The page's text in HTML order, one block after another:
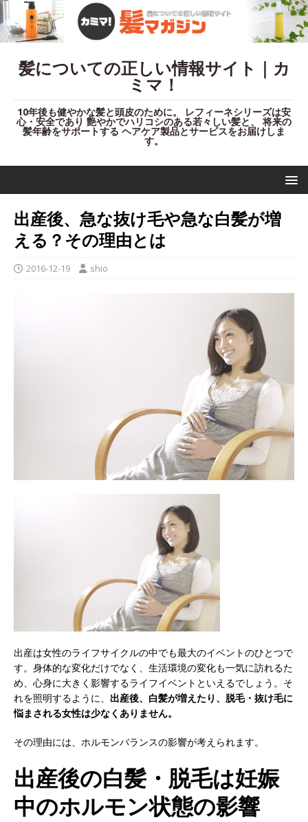
髪についての正しい情報サイト｜カ
ミマ！
10年後も健やかな髪と頭皮のために。 レフィーネシリーズは安
心・安全であり 艶やかでハリコシのある若々しい髪と、 将来の
髪年齢をサポートする ヘアケア製品とサービスをお届けしま
す。
出産後、急な抜け毛や急な白髪が増
える？その理由とは
2016-12-19 shio
出産は女性のライフサイクルの中でも最大のイベントのひとつで
す。身体的な変化だけでなく、生活環境の変化も一気に訪れるた
め、心身に大きく影響するライフイベントといえるでしょう。そ
れを照明するように、 出産後、白髪が増えたり、脱毛・抜け毛に
悩まされる女性は少なくありません。
その理由には、ホルモンバランスの影響が考えられます。
出産後の白髪・脱毛は妊娠
中のホルモン状態の影響